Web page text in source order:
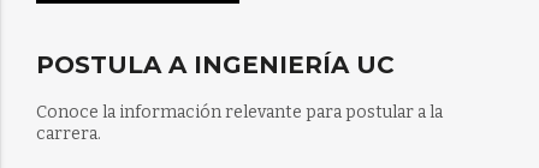
POSTULA A INGENIERÍA UC
Conoce la información relevante para postular a la
carrera.